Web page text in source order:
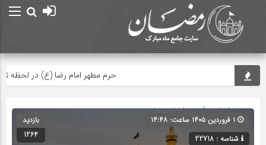
حرم مطهر امام رضا (ع) در لحظه
صفحه اصلی» گروه »اخبار رمضان
شناسه : 22718
بازدید
1264